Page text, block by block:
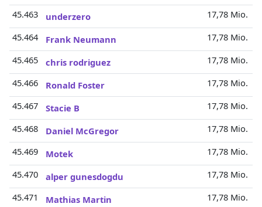
45.463
underzero
17,78 Mio.
45.464
Frank Neumann
17,78 Mio.
45.465
chris rodriguez
17,78 Mio.
45.466
Ronald Foster
17,78 Mio.
45.467
Stacie B
17,78 Mio.
45.468
Daniel McGregor
17,78 Mio.
45.469
Motek
17,78 Mio.
45.470
alper gunesdogdu
17,78 Mio.
45.471
Mathias Martin
17,78 Mio.